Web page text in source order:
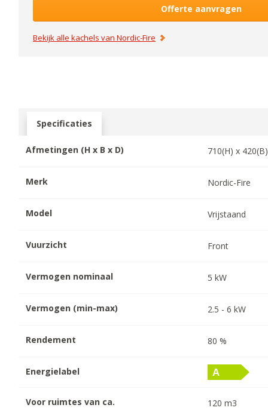
Offerte aanvragen
Bekijk alle kachels vanNordic-Fire
Specificaties
Afmetingen (H x B x D) 710(H) x 420
Merk Nordic-Fire
Model Vrijstaand
Vuurzicht Front
Vermogen nominaal 5 kW
Vermogen (min-max) 2.5 -6 kW
Rendement 80 %
Energielabel
Voor ruimtes van ca. 120 m3